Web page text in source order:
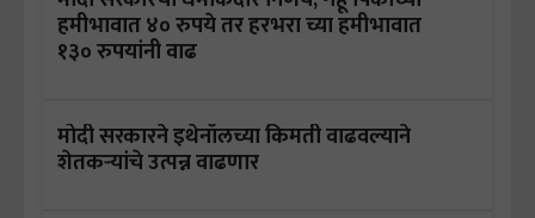
हमीभावात ४० रुपये तर हरभरा च्या हमीभावात
१३० रुपयांनी वाढ
मोदी सरकारने इथेनॉलच्या किमती वाढवल्याने
शेतकऱ्यांचे उत्पन्न वाढणार